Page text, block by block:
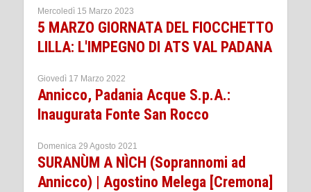
Mercoledì 15 Marzo 2023
5 MARZO GIORNATA DEL FIOCCHETTO
LILLA: L'IMPEGNO DI ATS VAL PADANA
Giovedì 17 Marzo 2022
Annicco, Padania Acque S.p.A.:
Inaugurata Fonte San Rocco
Domenica 29 Agosto 2021
SURANÙM A NÌCH (Soprannomi ad
Annicco) | Agostino Melega [Cremona]